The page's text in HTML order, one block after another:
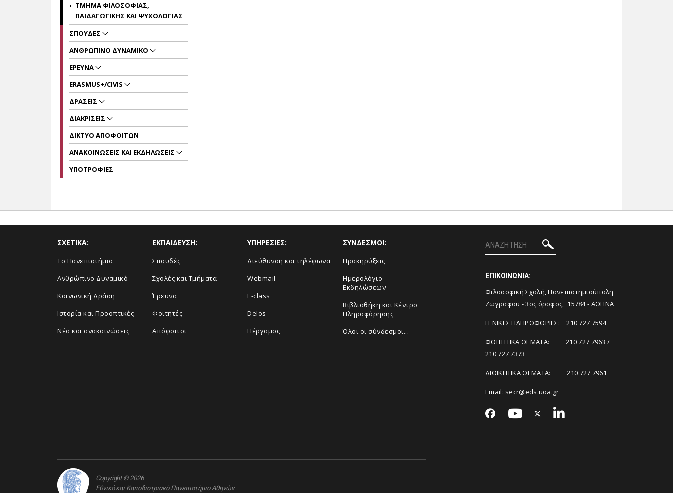
ΤΜΗΜΑ ΦΙΛΟΣΟΦΙΑΣ,
ΠΑΙΔΑΓΩΓΙΚΗΣ ΚΑΙ ΨΥΧΟΛΟΓΙΑΣ
ΣΠΟΥΔΕΣ
ΑΝΘΡΩΠΙΝΟ ΔΥΝΑΜΙΚΟ
ΕΡΕΥΝΑ
ERASMUS+/CIVIS
ΔΡΑΣΕΙΣ
ΔΙΑΚΡΙΣΕΙΣ
ΔΙΚΤΥΟ ΑΠΟΦΟΙΤΩΝ
ΑΝΑΚΟΙΝΩΣΕΙΣ ΚΑΙ ΕΚΔΗΛΩΣΕΙΣ
ΥΠΟΤΡΟΦΙΕΣ
ΣΧΕΤΙΚΑ:
Το Πανεπιστήμιο
Ανθρώπινο Δυναμικό
Κοινωνική Δράση
Ιστορία και Προοπτικές
Νέα και ανακοινώσεις
ΕΚΠΑΙΔΕΥΣΗ:
Σπουδές
Σχολές και Τμήματα
Έρευνα
Φοιτητές
Απόφοιτοι
ΥΠΗΡΕΣΙΕΣ:
Διεύθυνση και τηλέφωνα
Webmail
E-class
Delos
Πέργαμος
ΣΥΝΔΕΣΜΟΙ:
Προκηρύξεις
Ημερολόγιο
Εκδηλώσεων
Βιβλιοθήκη και Κέντρο
Πληροφόρησης
Όλοι οι σύνδεσμοι...
ΕΠΙΚΟΙΝΩΝΙΑ:
Φιλοσοφική Σχολή, Πανεπιστημιούπολη
Ζωγράφου - 3ος όροφος, 15784 - ΑΘΗΝΑ
ΓΕΝΙΚΕΣ ΠΛΗΡΟΦΟΡΙΕΣ: 210 727 7594
ΦΟΙΤΗΤΙΚΑ ΘΕΜΑΤΑ: 210 727 7963 /
210 727 7373
ΔΙΟΙΚΗΤΙΚΑ ΘΕΜΑΤΑ: 210 727 7961
Email: secr@eds.uoa.gr
Copyright © 2026
Εθνικό και Καποδιστριακό Πανεπιστήμιο Αθηνών